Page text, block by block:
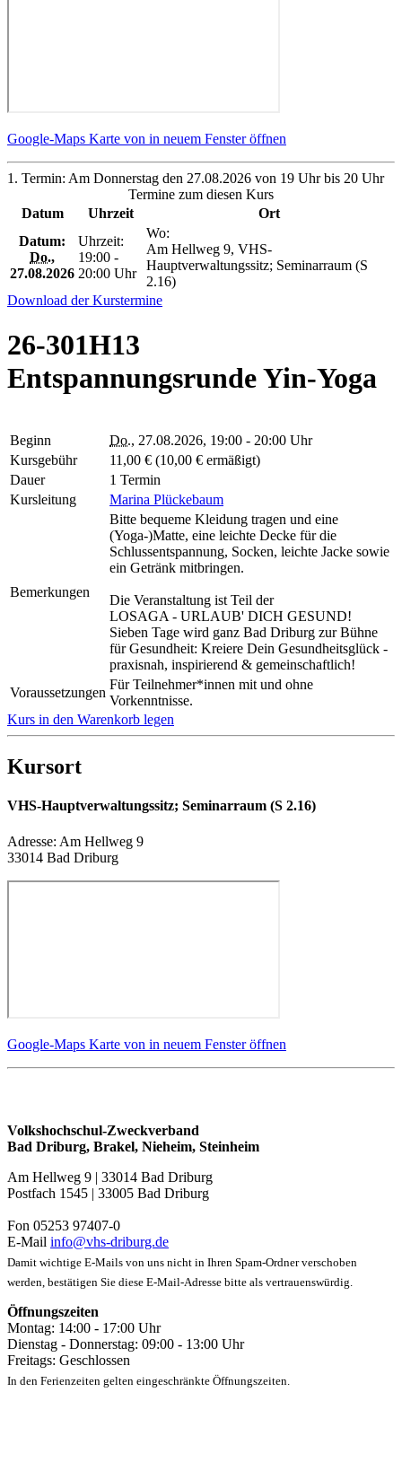
Google-Maps Karte von in neuem Fenster öffnen
1. Termin: Am Donnerstag den 27.08.2026 von 19 Uhr bis 20 Uhr
Termine zum diesen Kurs
Datum
Uhrzeit
Ort
Datum:
Do.,
27.08.2026
Uhrzeit:
19:00 -
20:00 Uhr
Wo:
Am Hellweg 9, VHS-
Hauptverwaltungssitz; Seminarraum (S
2.16)
Download der Kurstermine
26-301H13
Entspannungsrunde Yin-Yoga
Beginn Do., 27.08.2026, 19:00 - 20:00 Uhr
Kursgebühr
11,00 € (10,00 € ermäßigt)
Dauer
1 Termin
Kursleitung
Marina Plückebaum
Bemerkungen
Bitte bequeme Kleidung tragen und eine
(Yoga-)Matte, eine leichte Decke für die
Schlussentspannung, Socken, leichte Jacke sowie
ein Getränk mitbringen.
Die Veranstaltung ist Teil der
LOSAGA - URLAUB' DICH GESUND!
Sieben Tage wird ganz Bad Driburg zur Bühne
für Gesundheit: Kreiere Dein Gesundheitsglück -
praxisnah, inspirierend & gemeinschaftlich!
Voraussetzungen
Für Teilnehmer*innen mit und ohne
Vorkenntnisse.
Kurs in den Warenkorb legen
Kursort
VHS-Hauptverwaltungssitz; Seminarraum (S 2.16)
Adresse: Am Hellweg 9
33014 Bad Driburg
Google-Maps Karte von in neuem Fenster öffnen
Volkshochschul-Zweckverband
Bad Driburg, Brakel, Nieheim, Steinheim
Am Hellweg 9 | 33014 Bad Driburg
Postfach 1545 | 33005 Bad Driburg
Fon 05253 97407-0
E-Mail info@vhs-driburg.de
Damit wichtige E-Mails von uns nicht in Ihren Spam-Ordner verschoben
werden, bestätigen Sie diese E-Mail-Adresse bitte als vertrauenswürdig.
Öffnungszeiten
Montag: 14:00 - 17:00 Uhr
Dienstag - Donnerstag: 09:00 - 13:00 Uhr
Freitags: Geschlossen
In den Ferienzeiten gelten eingeschränkte Öffnungszeiten.